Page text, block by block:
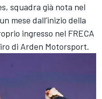
squadra già nota nel
mese dall’inizio della
ingresso nel FRECA
di Arden Motorsport.